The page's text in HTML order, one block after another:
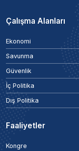
Çalışma Alanları
Ekonomi
Savunma
Güvenlik
İç Politika
Dış Politika
Faaliyetler
Kongre